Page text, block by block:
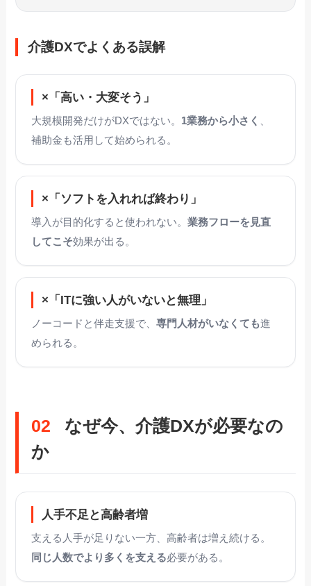
介護DXでよくある誤解
×「高い・大変そう」
大規模開発だけがDXではない。 1業務から小さく
補助金も活用して始められる。
×「ソフトを入れれば終わり」
導入が目的化すると使われない。業務フローを見直
してこそ効果が出る。
×「ITに強い人がいないと無理」
ノーコードと伴走支援で、専門人材がいなくても進
められる。
02
なぜ今、介護DXが必要なの
か
人手不足と高齢者増
支える人手が足りない一方、高齢者は増え続ける。
同じ人数でより多くを支える必要がある。